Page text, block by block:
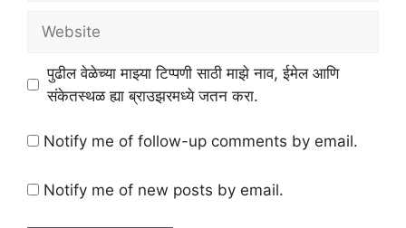
पुढील वेळेच्या माझ्या टिप्पणी साठी माझे नाव, ईमेल आणि
संकेतस्थळ ह्या ब्राउझरमध्ये जतन करा.
Notify me of follow-up comments by email.
Notify me of new posts by email.